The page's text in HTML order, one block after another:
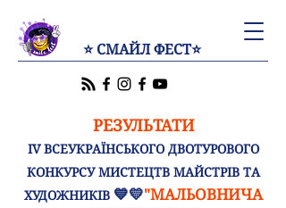
⭐ СМАЙЛ ФЕСТ⭐
РЕЗУЛЬТАТИ
ІV ВСЕУКРАЇНСЬКОГО ДВОТУРОВОГО
КОНКУРСУ МИСТЕЦТВ МАЙСТРІВ ТА
ХУДОЖНИКІВ 💙💛"МАЛЬОВНИЧА